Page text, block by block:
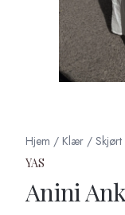
Hjem / Klær / Skjørt
YAS
Anini